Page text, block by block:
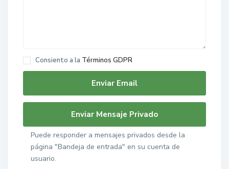
Consiento a la Términos GDPR
Puede responder a mensajes privados desde la
página "Bandeja de entrada" en su cuenta de
usuario.